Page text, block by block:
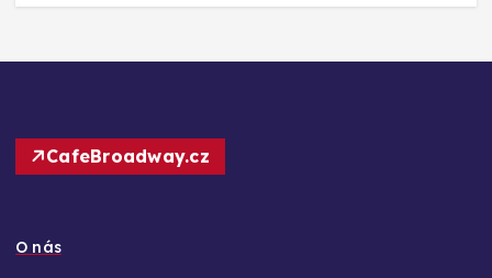
CafeBroadway.cz
O nás